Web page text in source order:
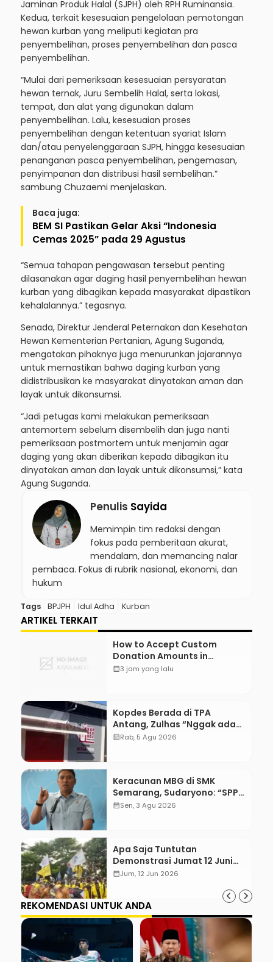
Jaminan Produk Halal (SJPH) oleh RPH Ruminansia.
Kedua, terkait kesesuaian pengelolaan pemotongan
hewan kurban yang meliputi kegiatan pra
penyembelihan, proses penyembelihan dan pasca
penyembelihan.
“Mulai dari pemeriksaan kesesuaian persyaratan
hewan ternak, Juru Sembelih Halal, serta lokasi,
tempat, dan alat yang digunakan dalam
penyembelihan. Lalu, kesesuaian proses
penyembelihan dengan ketentuan syariat Islam
dan/atau penyelenggaraan SJPH, hingga kesesuaian
penanganan pasca penyembelihan, pengemasan,
penyimpanan dan distribusi hasil sembelihan.”
sambung Chuzaemi menjelaskan.
Baca juga:
BEM SI Pastikan Gelar Aksi “Indonesia
Cemas 2025” pada 29 Agustus
“Semua tahapan pengawasan tersebut penting
dilasanakan agar daging hasil penyembelihan hewan
kurban yang dibagikan kepada masyarakat dipastikan
kehalalannya.” tegasnya.
Senada, Direktur Jenderal Peternakan dan Kesehatan
Hewan Kementerian Pertanian, Agung Suganda,
mengatakan pihaknya juga menurunkan jajarannya
untuk memastikan bahwa daging kurban yang
didistribusikan ke masyarakat dinyatakan aman dan
layak untuk dikonsumsi.
“Jadi petugas kami melakukan pemeriksaan
antemortem sebelum disembelih dan juga nanti
pemeriksaan postmortem untuk menjamin agar
daging yang akan diberikan kepada dibagikan itu
dinyatakan aman dan layak untuk dikonsumsi,” kata
Agung Suganda.
Penulis Sayida
Memimpin tim redaksi dengan
fokus pada pemberitaan akurat,
mendalam, dan memancing nalar
pembaca. Fokus di rubrik nasional, ekonomi, dan
hukum
Tags BPJPH Idul Adha Kurban
ARTIKEL TERKAIT
How to Accept Custom
Donation Amounts in
WordPress with Stripe
calendar_month3 jam yang lalu
Kopdes Berada di TPA
Antang, Zulhas “Nggak ada
Lahan!”
calendar_monthRab, 5 Agu 2026
Keracunan MBG di SMK
Semarang, Sudaryono: “SPPG
Harus Bertanggung Jawab!”
calendar_monthSen, 3 Agu 2026
Apa Saja Tuntutan
Demonstrasi Jumat 12 Juni
2026?
calendar_monthJum, 12 Jun 2026
REKOMENDASI UNTUK ANDA